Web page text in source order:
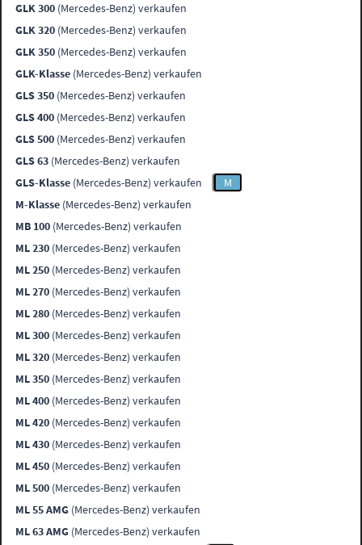
GLK 300 (Mercedes-Benz) verkaufen
GLK 320 (Mercedes-Benz) verkaufen
GLK 350 (Mercedes-Benz) verkaufen
GLK-Klasse (Mercedes-Benz) verkaufen
GLS 350 (Mercedes-Benz) verkaufen
GLS 400 (Mercedes-Benz) verkaufen
GLS 500 (Mercedes-Benz) verkaufen
GLS 63 (Mercedes-Benz) verkaufen
GLS-Klasse (Mercedes-Benz) verkaufen
M
M-Klasse (Mercedes-Benz) verkaufen
MB 100 (Mercedes-Benz) verkaufen
ML 230 (Mercedes-Benz) verkaufen
ML 250 (Mercedes-Benz) verkaufen
ML 270 (Mercedes-Benz) verkaufen
ML 280 (Mercedes-Benz) verkaufen
ML 300 (Mercedes-Benz) verkaufen
ML 320 (Mercedes-Benz) verkaufen
ML 350 (Mercedes-Benz) verkaufen
ML 400 (Mercedes-Benz) verkaufen
ML 420 (Mercedes-Benz) verkaufen
ML 430 (Mercedes-Benz) verkaufen
ML 450 (Mercedes-Benz) verkaufen
ML 500 (Mercedes-Benz) verkaufen
ML 55 AMG (Mercedes-Benz) verkaufen
ML 63 AMG (Mercedes-Benz) verkaufen